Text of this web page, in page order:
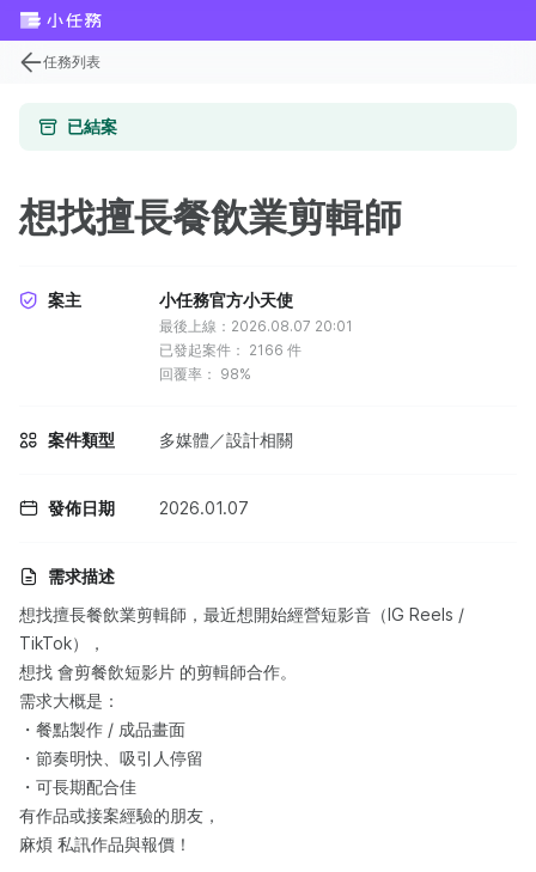
任務列表
已結案
想找擅長餐飲業剪輯師
案主 小任務官方小天使
最後上線：2026.08.07 20:01
已發起案件： 2166 件
回覆率： 98%
案件類型 多媒體／設計相關
發佈日期 2026.01.07
需求描述
想找擅長餐飲業剪輯師，最近想開始經營短影音（IG Reels /
TikTok），
想找 會剪餐飲短影片 的剪輯師合作。
需求大概是：
・餐點製作 / 成品畫面
・節奏明快、吸引人停留
・可長期配合佳
有作品或接案經驗的朋友，
麻煩 私訊作品與報價！